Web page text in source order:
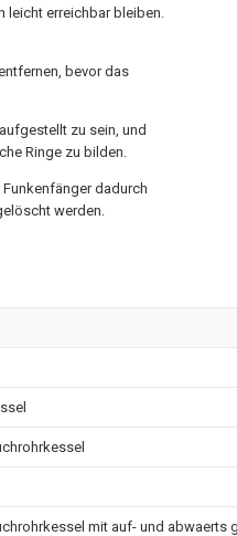
leicht erreichbar bleiben.
bevor das
zu sein, und
Ringe zu bilden.
dadurch
werden.
mit auf- und abwaerts